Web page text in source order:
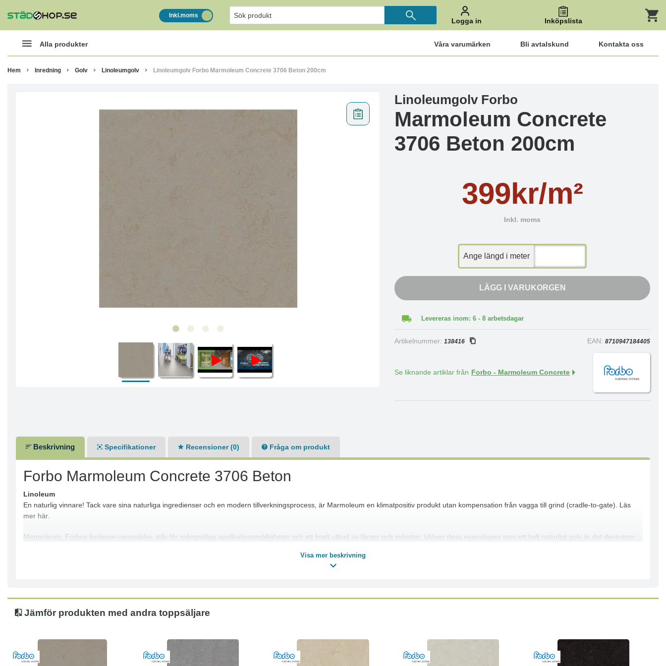
Inkl.moms
Logga in Inköpslista
Alla produkter Våra varumärken Bli avtalskund Kontakta oss
Hem Inredning Golv Linoleumgolv Linoleumgolv Forbo Marmoleum Concrete 3706 Beton 200cm
Linoleumgolv Forbo
Marmoleum Concrete
3706 Beton 200cm
399kr/m²
Inkl. moms
Ange längd i meter
LÄGG I VARUKORGEN
Levereras inom: 6 - 8 arbetsdagar
Artikelnummer:138416 EAN: 8710947184405
Se liknande artiklar från Forbo - Marmoleum Concrete
Beskrivning Specifikationer Recensioner (0) Fråga om produkt
Forbo Marmoleum Concrete 3706 Beton
Linoleum
En naturlig vinnare! Tack vare sina naturliga ingredienser och en modern tillverkningsprocess, är Marmoleum en klimatpositiv produkt utan kompensation från vagga till grind (cradle-to-gate). Läs
mer här.
Marmoleum, Forbos linoleum-varumärke, står för mångsidiga applikationsmöjligheter och ett brett utbud av färger och mönster. Utöver dess egenskaper som ett helt naturligt golv är det dessutom
alla typer av utrymmen och finns tillgängliga i över 300 färger och i mer än 12 olika strukturer!
många år.
innovation.
Visa mer beskrivning
Jämför produkten med andra toppsäljare